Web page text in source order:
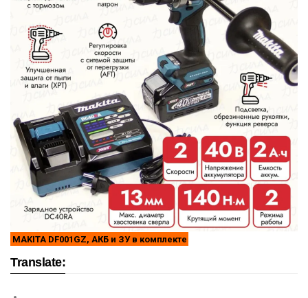
MAKITA DF001GZ, АКБ и ЗУ в комплекте
Translate: